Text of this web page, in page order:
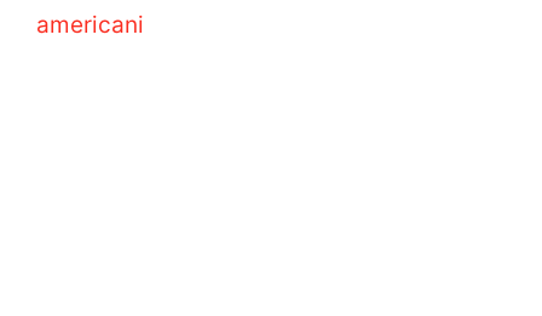
americani